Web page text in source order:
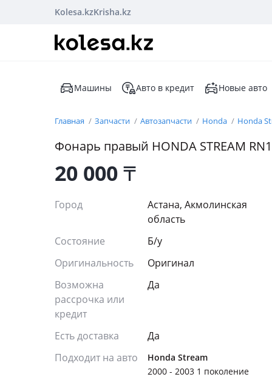
Kolesa.kzKrisha.kz
Машины Авто в кредит Новые авто
Главная Запчасти Автозапчасти Honda Honda
Фонарь правый HONDA STREAM
20 000₸
Город
Астана, Акмолинская
область
Состояние
Б/y
Оригинальность
Оригинал
Возможна
рассрочка или
кредит
Да
Есть доставка
Да
Подходит на авто
Honda Stream
2000 - 2003 1 поколение